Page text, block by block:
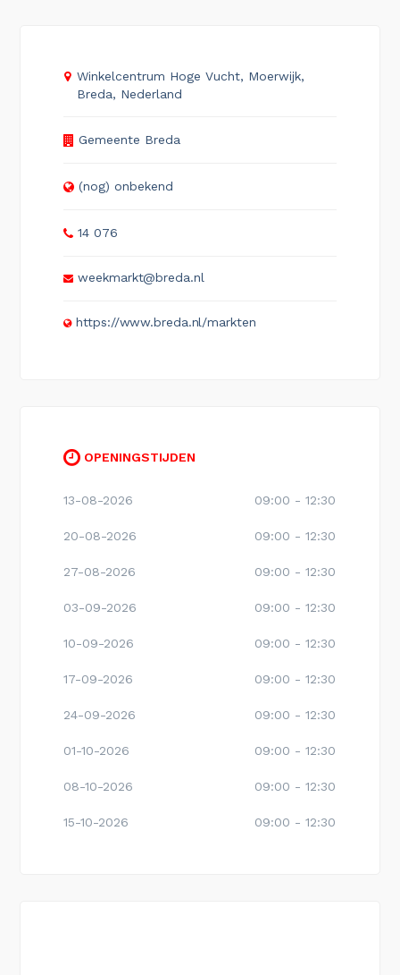
Winkelcentrum Hoge Vucht, Moerwijk,
Breda, Nederland
Gemeente Breda
(nog) onbekend
14 076
weekmarkt@breda.nl
https://www.breda.nl/markten
OPENINGSTIJDEN
13-08-2026 09:00 - 12:30
20-08-2026 09:00 - 12:30
27-08-2026 09:00 - 12:30
03-09-2026 09:00 - 12:30
10-09-2026 09:00 - 12:30
17-09-2026 09:00 - 12:30
24-09-2026 09:00 - 12:30
01-10-2026 09:00 - 12:30
08-10-2026 09:00 - 12:30
15-10-2026 09:00 - 12:30